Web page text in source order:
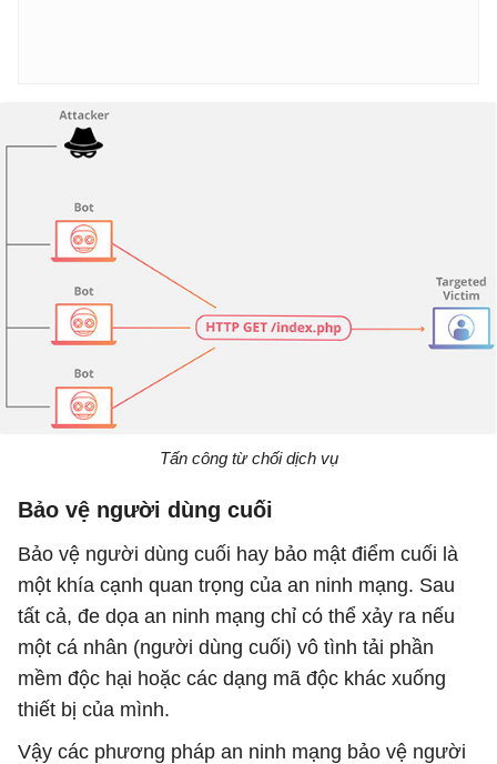
Tấn công từ chối dịch vụ
Bảo vệ người dùng cuối
Bảo vệ người dùng cuối hay bảo mật điểm cuối là
một khía cạnh quan trọng của an ninh mạng. Sau
tất cả, đe dọa an ninh mạng chỉ có thể xảy ra nếu
một cá nhân (người dùng cuối) vô tình tải phần
mềm độc hại hoặc các dạng mã độc khác xuống
thiết bị của mình.
Vậy các phương pháp an ninh mạng bảo vệ người